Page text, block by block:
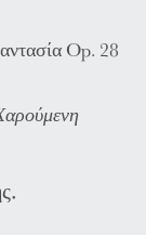
Op. 28